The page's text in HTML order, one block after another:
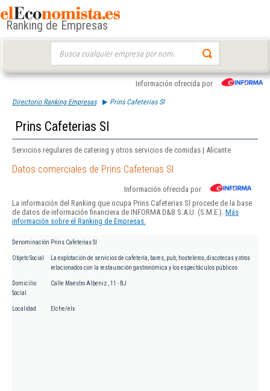
Ranking de Empresas
Información ofrecida por
Directorio Ranking Empresas Prins Cafeterias Sl
Prins Cafeterias Sl
Servicios regulares de catering y otros servicios de comidas | Alicante
Datos comerciales de Prins Cafeterias Sl
Información ofrecida por
La información del Ranking que ocupa Prins Cafeterias Sl procede de la base
de datos de información financiera de INFORMA D&B S.A.U. (S.M.E.). Más
información sobre el Ranking de Empresas.
Denominación Prins Cafeterias Sl
Objeto Social
La explotación de servicios de cafetería, bares, pub, hosteleros, discotecas y otros
relacionados con la restauración gastronómica y los espectáculos públicos
Domicilio
Social
Calle Maestro Albeniz , 11 - BJ
Localidad Elche/elx